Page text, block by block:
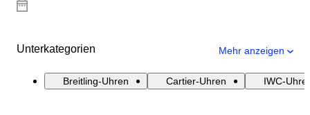
Unterkategorien Mehr anzeigen
Breitling-Uhren Cartier-Uhren IWC-